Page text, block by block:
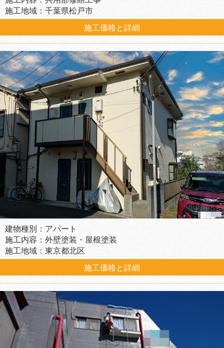
施工地域：千葉県松戸市
施工価格と詳細
建物種別：アパート
施工内容：外壁塗装・屋根塗装
施工地域：東京都北区
施工価格と詳細